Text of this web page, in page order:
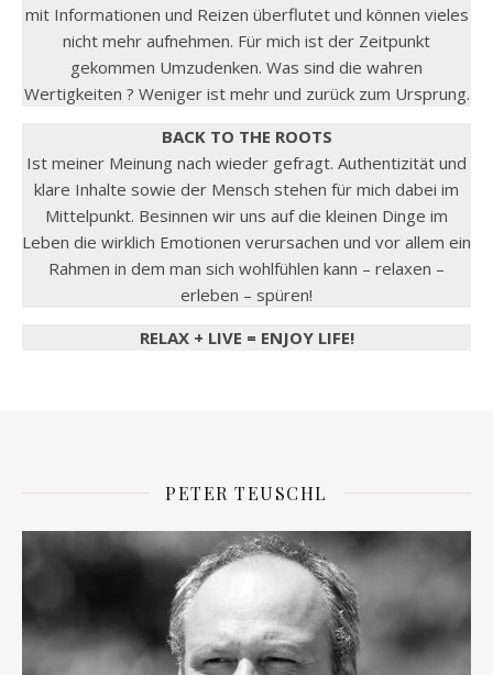
mit Informationen und Reizen überflutet und können vieles
nicht mehr aufnehmen. Für mich ist der Zeitpunkt
gekommen Umzudenken. Was sind die wahren
Wertigkeiten ? Weniger ist mehr und zurück zum Ursprung.
BACK TO THE ROOTS
Ist meiner Meinung nach wieder gefragt. Authentizität und
klare Inhalte sowie der Mensch stehen für mich dabei im
Mittelpunkt. Besinnen wir uns auf die kleinen Dinge im
Leben die wirklich Emotionen verursachen und vor allem ein
Rahmen in dem man sich wohlfühlen kann – relaxen –
erleben – spüren!
RELAX + LIVE = ENJOY LIFE!
PETER TEUSCHL